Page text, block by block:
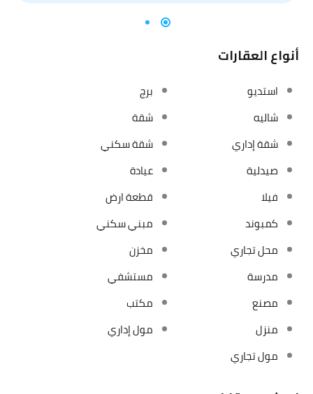
أنواع العقارات
استديو
برج
شاليه
شقة
شقة إداري
شقة سكني
صيدلية
عيادة
فيلا
قطعة ارض
كمبوند
مبني سكني
محل تجاري
مخزن
مدرسة
مستشفي
مصنع
مكتب
منزل
مول إداري
مول تجاري